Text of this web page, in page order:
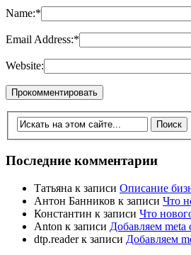
Name:*
Email Address:*
Website:
Последние комментарии
Татьяна к записи Описание
Антон Банников к записи Что
Константин к записи Что
Anton к записи Добавляем meta
dtp.readerк записи Добавляем